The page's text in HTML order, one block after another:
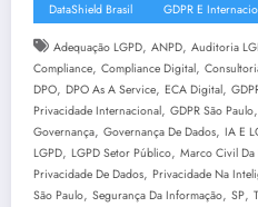
DataShield Brasil GDPR E
Adequação LGPD, ANPD, Auditoria
Compliance, Compliance Digital,
DPO, DPO As A Service, ECA Digital,
Privacidade Internacional, GDPR São Paulo,
Governança, Governança De Dados, IA E
LGPD, LGPD Setor Público, Marco Civil
Privacidade De Dados, Privacidade Na
São Paulo, Segurança Da Informação, SP,